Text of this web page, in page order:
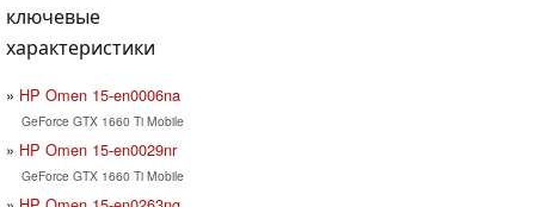
ключевые
характеристики
HP Omen 15-en0006na
GeForce GTX 1660 Ti Mobile
HP Omen 15-en0029nr
GeForce GTX 1660 Ti Mobile